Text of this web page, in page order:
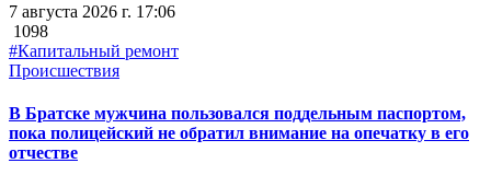
7 августа 2026 г. 17:06
1098
#Капитальный ремонт
Происшествия
В Братске мужчина пользовался поддельным паспортом,
пока полицейский не обратил внимание на опечатку в его
отчестве